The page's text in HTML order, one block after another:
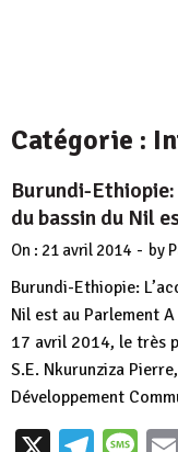
Catégorie :
Burundi-
du bassin du Nil
On : 21 avril 2014 - by
Burundi-Ethiopie:
Nil est au Parlement
17 avril 2014, le très
S.E. Nkurunziza
Développement